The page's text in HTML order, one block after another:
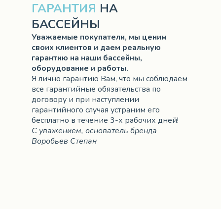
ГАРАНТИЯ НА
БАССЕЙНЫ
Уважаемые покупатели, мы ценим
своих клиентов и даем реальную
гарантию на наши бассейны,
оборудование и работы.
Я лично гарантию Вам, что мы соблюдаем
все гарантийные обязательства по
договору и при наступлении
гарантийного случая устраним его
бесплатно в течение 3-х рабочих дней!
С уважением, основатель бренда
Воробьев Степан